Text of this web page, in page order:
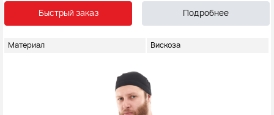
Быстрый заказ Подробнее
Материал Вискоза